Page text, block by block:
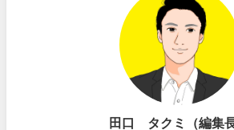
田口 タクミ（編集長